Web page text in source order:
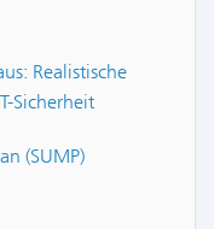
Realistische
Sicherheit
(SUMP)